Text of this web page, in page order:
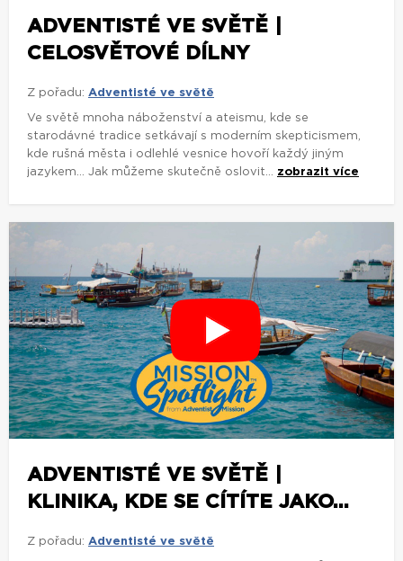
ADVENTISTÉ VE SVĚTĚ |
CELOSVĚTOVÉ DÍLNY
Z pořadu: Adventisté ve světě
Ve světě mnoha náboženství a ateismu, kde se
starodávné tradice setkávají s moderním skepticismem,
kde rušná města i odlehlé vesnice hovoří každý jiným
jazykem... Jak můžeme skutečně oslovit... zobrazit více
ADVENTISTÉ VE SVĚTĚ |
KLINIKA, KDE SE CÍTÍTE JAKO...
Z pořadu: Adventisté ve světě